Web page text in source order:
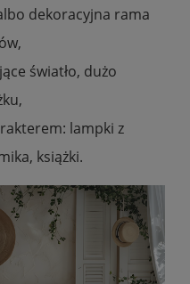
dekoracyjna rama
światło, dużo
lampki z
książki.